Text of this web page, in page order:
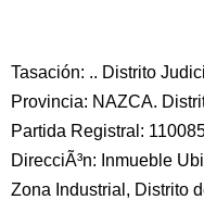
Tasación: .. Distrito
Provincia: NAZCA.
Partida Registral:
DirecciÃ³n: Inmueble
Zona Industrial, Distrito